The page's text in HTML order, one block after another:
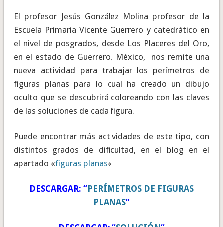
El profesor Jesús González Molina profesor de la
Escuela Primaria Vicente Guerrero y catedrático en
el nivel de posgrados, desde Los Placeres del Oro,
en el estado de Guerrero, México, nos remite una
nueva actividad para trabajar los perímetros de
figuras planas para lo cual ha creado un dibujo
oculto que se descubrirá coloreando con las claves
de las soluciones de cada figura.
Puede encontrar más actividades de este tipo, con
distintos grados de dificultad, en el blog en el
apartado «figuras planas«
DESCARGAR: “ PERÍMETROS DE FIGURAS
PLANAS“